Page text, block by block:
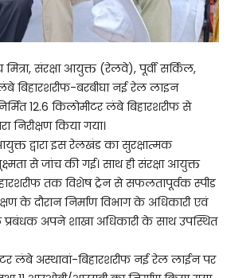
मित्रा, संरक्षा आयुक्त (रेलवे), पूर्वी सर्किल,
बिहारशरीफ-बरबीघा नई रेल लाइन
12.6 किलोमीटर लंबे बिहारशरीफ से
निरीक्षण किया गया।
द्वारा इस रेलखंड का सुरक्षात्मक
से जांच की गई। साथ ही संरक्षा आयुक्त
तक विशेष ट्रेन से सफलतापूर्वक स्पीड
के दौरान निर्माण विभाग के अधिकारी एवं
अपने शाखा अधिकारी के साथ उपस्थित
लंबे अस्थावां-बिहारशरीफ नई रेल लाईन पर